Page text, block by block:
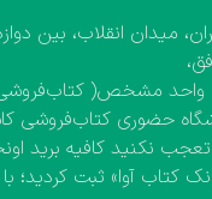
میدان انقلاب، بین
حضوری کتاب‌فروشی
تعجب نکنید کافیه برید
کتاب آوا» ثبت کردید؛ با